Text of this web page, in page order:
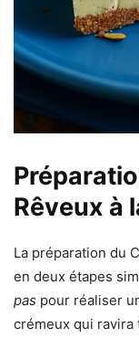
Rêveux à
La préparation du
en deux étapes
pas pour réaliser
crémeux qui ravira